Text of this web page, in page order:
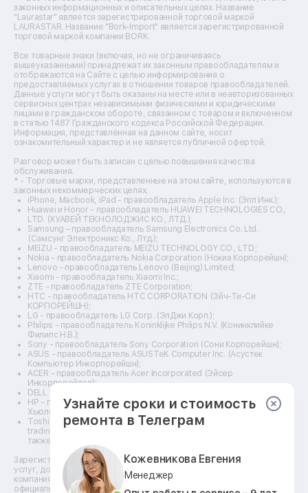
Ремонт массажных кресел
Ремонт водонагревателей
Ремонт вытяжек
Ремонт источников бесперебойного питания
Ремонт пароварок
Ремонт микшерных пультов
Ремонт dj-пультов
Ремонт кухонных плит
Ремонт стедикамов
Ремонт оптических прицелов
Ремонт электровелосипедов
Ремонт видеокамер
Ремонт эхолотов
Ремонт 3d-принтеров
Ремонт прицелов ночного видения
Ремонт винных шкафов
Ремонт выпрямителей
Ремонт сушилок для рук
Ремонт дальномеров
Ремонт снегоуборщиков
законных информационных и описательных целях. Название
"Laurastar" является зарегистрированной торговой маркой
LAURASTAR. Название "Bork-Import" является зарегистрированной
торговой маркой компании BORK.
Все товарные знаки (включая, но не ограничиваясь
вышеуказанными) принадлежат их законным правообладателям и
отображаются на Сайте с целью информирования о
предоставляемых услугах в отношении товаров правообладателей.
Данные услуги могут быть оказаны на месте или в неавторизованных
сервисных центрах независимыми физическими и юридическими
лицами в гражданском обороте, связанном с товаром и включенном
в статью 1487 Гражданского кодекса Российской Федерации.
Информация, представленная на данном сайте, носит
ознакомительный характер и не является публичной офертой.
Разговор может быть записан с целью повышения качества
обслуживания.
* - Торговые марки, представленные на этом сайте, используются в
законных некоммерческих целях.
iPhone, Macbook, iPad - правообладатель Apple Inc. (Эпл Инк.);
Huawei и Honor - правообладатель HUAWEI TECHNOLOGIES CO.,
LTD. (ХУАВЕЙ ТЕКНОЛОДЖИС КО., ЛТД.);
Samsung – правообладатель Samsung Electronics Co. Ltd.
(Самсунг Электроникс Ко., Лтд.);
MEIZU - правообладатель MEIZU TECHNOLOGY CO., LTD.;
Nokia - правообладатель Nokia Corporation (Нокиа Корпорейшн);
Lenovo - правообладатель Lenovo (Beijing) Limited;
Xiaomi - правообладатель Xiaomi Inc.;
ZTE - правообладатель ZTE Corporation;
HTC - правообладатель HTC CORPORATION (Эйч-Ти-Си
КОРПОРЕЙШН);
LG - правообладатель LG Corp. (ЭлДжи Корп.);
Philips - правообладатель Koninklijke Philips N.V. (Конинклийке
Филипс Н.В.);
Sony - правообладатель Sony Corporation (Сони Корпорейшн);
ASUS - правообладатель ASUSTeK Computer Inc. (Асустек
Компьютер Инкорпорейшн);
ACER - правообладатель Acer Incorporated (Эйсер
Инкорпорейтед);
DELL - правообладатель Dell Inc.(Делл Инк.);
HP - правообладатель HP Hewlett-Packard Group LLC (ЭйчПи
Хьюлетт Паккард Груп ЛЛК);
Toshiba - правообладатель KABUSHIKI KAISHA TOSHIBA, also
trading as Toshiba Corporation (КАБУШИКИ КАЙША ТОШИБА
также торгующая как Тосиба Корпорейшн).
Зарегистрированные товарные знаки используются для описания
услуг, доступных в сети сервисных центров АСЦ, не связанных с
компаниями Правообладателей товарных знаков и/или с их
официальными представителями в отношении товаров, которые уже
Узнайте сроки и стоимость
ремонта в Телеграм
Кожевникова Евгения
Менеджер